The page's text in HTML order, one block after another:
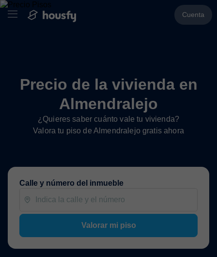
Cuenta
Precio de la vivienda en
Almendralejo
¿Quieres saber cuánto vale tu vivienda?
Valora tu piso de Almendralejo gratis ahora
Calle y número del inmueble
Valorar mi piso